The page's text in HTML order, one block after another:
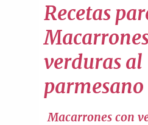
Recetas
verduras al
parmesano
Macarrones con